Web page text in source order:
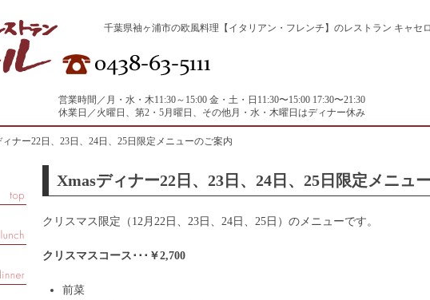
千葉県袖ヶ浦市の欧風料理【イタリアン・フレンチ】のレストラン キャセロ
営業時間／月・水・木11:30～15:00 金・土・日11:30〜15:00 17:30〜21:30
休業日／火曜日、第2・5月曜日、その他月・水・木曜日はディナー休み
ィナー22日、23日、24日、25日限定メニューのご案内
Xmasディナー22日、23日、24日、25日限定メニュ
クリスマス限定（12月22日、23日、24日、25日）のメニューです。
クリスマスコース･･･￥2,700
前菜